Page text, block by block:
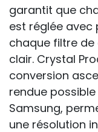
garantit que
est réglée avec
chaque filtre
clair. Crystal
conversion
rendue
Samsung,
une résolution